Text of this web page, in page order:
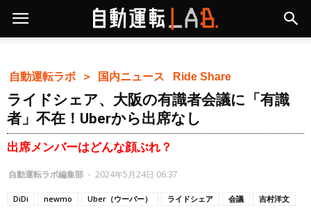
自動運転ラボ ＞ 国内ニュース Ride Share
ライドシェア、大阪の有識者会議に「有識
者」不在！Uberから出席なし
出席メンバーはどんな顔ぶれ？
自動運転ラボ編集部 - 2024年5月24日 06:37
DiDi newmo Uber（ウーバー） ライドシェア 会議
吉村洋文